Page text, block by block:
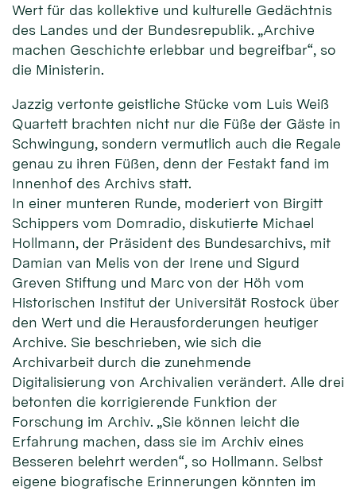
Wert für das kollektive und kulturelle Gedächtnis
des Landes und der Bundesrepublik. „Archive
machen Geschichte erlebbar und begreifbar“, so
die Ministerin.
Jazzig vertonte geistliche Stücke vom Luis Weiß
Quartett brachten nicht nur die Füße der Gäste in
Schwingung, sondern vermutlich auch die Regale
genau zu ihren Füßen, denn der Festakt fand im
Innenhof des Archivs statt.
In einer munteren Runde, moderiert von Birgitt
Schippers vom Domradio, diskutierte Michael
Hollmann, der Präsident des Bundesarchivs, mit
Damian van Melis von der Irene und Sigurd
Greven Stiftung und Marc von der Höh vom
Historischen Institut der Universität Rostock über
den Wert und die Herausforderungen heutiger
Archive. Sie beschrieben, wie sich die
Archivarbeit durch die zunehmende
Digitalisierung von Archivalien verändert. Alle drei
betonten die korrigierende Funktion der
Forschung im Archiv. „Sie können leicht die
Erfahrung machen, dass sie im Archiv eines
Besseren belehrt werden“, so Hollmann. Selbst
eigene biografische Erinnerungen könnten im